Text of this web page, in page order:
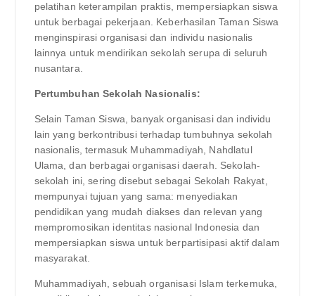
pelatihan keterampilan praktis, mempersiapkan siswa
untuk berbagai pekerjaan. Keberhasilan Taman Siswa
menginspirasi organisasi dan individu nasionalis
lainnya untuk mendirikan sekolah serupa di seluruh
nusantara.
Pertumbuhan Sekolah Nasionalis:
Selain Taman Siswa, banyak organisasi dan individu
lain yang berkontribusi terhadap tumbuhnya sekolah
nasionalis, termasuk Muhammadiyah, Nahdlatul
Ulama, dan berbagai organisasi daerah. Sekolah-
sekolah ini, sering disebut sebagai Sekolah Rakyat,
mempunyai tujuan yang sama: menyediakan
pendidikan yang mudah diakses dan relevan yang
mempromosikan identitas nasional Indonesia dan
mempersiapkan siswa untuk berpartisipasi aktif dalam
masyarakat.
Muhammadiyah, sebuah organisasi Islam terkemuka,